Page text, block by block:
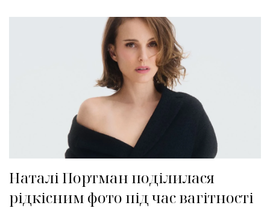
Наталі Портман поділилася
рідкісним фото під час вагітності